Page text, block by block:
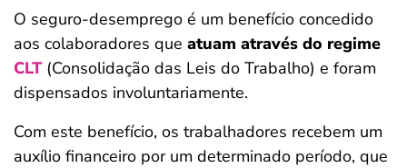
O seguro-desemprego é um benefício concedido
aos colaboradores que atuam através do regime
CLT(Consolidação das Leis do Trabalho) e foram
dispensados involuntariamente.
Com este benefício, os trabalhadores recebem um
auxílio financeiro por um determinado período, que